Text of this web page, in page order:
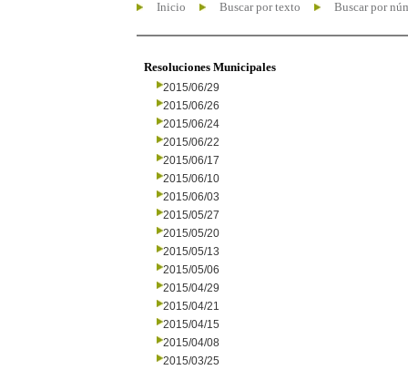
Inicio Buscar por texto Buscar por
Resoluciones Municipales
2015/06/29
2015/06/26
2015/06/24
2015/06/22
2015/06/17
2015/06/10
2015/06/03
2015/05/27
2015/05/20
2015/05/13
2015/05/06
2015/04/29
2015/04/21
2015/04/15
2015/04/08
2015/03/25